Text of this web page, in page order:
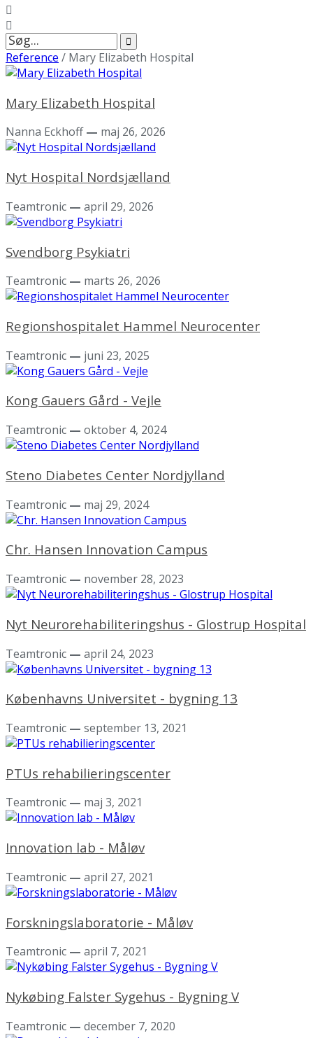
Søg
efter:
Reference / Mary Elizabeth Hospital
Mary Elizabeth Hospital
Nanna Eckhoff — maj 26, 2026
Nyt Hospital Nordsjælland
Teamtronic — april 29, 2026
Svendborg Psykiatri
Teamtronic — marts 26, 2026
Regionshospitalet Hammel Neurocenter
Teamtronic — juni 23, 2025
Kong Gauers Gård - Vejle
Teamtronic — oktober 4, 2024
Steno Diabetes Center Nordjylland
Teamtronic — maj 29, 2024
Chr. Hansen Innovation Campus
Teamtronic — november 28, 2023
Nyt Neurorehabiliteringshus - Glostrup Hospital
Teamtronic — april 24, 2023
Københavns Universitet - bygning 13
Teamtronic — september 13, 2021
PTUs rehabilieringscenter
Teamtronic — maj 3, 2021
Innovation lab - Måløv
Teamtronic — april 27, 2021
Forskningslaboratorie - Måløv
Teamtronic — april 7, 2021
Nykøbing Falster Sygehus - Bygning V
Teamtronic — december 7, 2020